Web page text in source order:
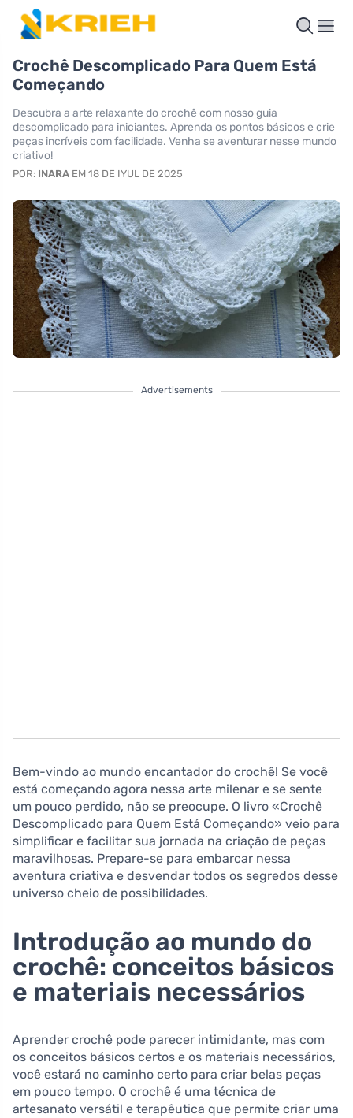
Crochê Descomplicado Para Quem Está
Começando
Descubra a arte relaxante do crochê com nosso guia
descomplicado para iniciantes. Aprenda os pontos básicos e crie
peças incríveis com facilidade. Venha se aventurar nesse mundo
criativo!
POR: INARA EM 18 DE IYUL DE 2025
Advertisements
Bem-vindo ao mundo ⁢encantador ‍do ‌crochê! Se você
está começando agora nessa arte milenar e ‌se ‌sente
um pouco ⁤perdido, não se preocupe.‍ O livro «Crochê
Descomplicado para Quem Está Começando» veio para
‌simplificar e facilitar sua jornada⁤ na‌ criação de peças
maravilhosas. Prepare-se para embarcar nessa
aventura criativa e desvendar ⁤todos os segredos desse
universo cheio de ​possibilidades.
Introdução ao mundo do
crochê: conceitos ⁤básicos
e ‍materiais necessários
Aprender crochê pode ⁢parecer intimidante, mas ‍com
os conceitos básicos certos e os materiais necessários,
você estará⁣ no caminho⁤ certo para⁤ criar belas peças
em pouco tempo. O crochê é‌ uma técnica de
artesanato⁤ versátil‌ e terapêutica que permite​ criar uma